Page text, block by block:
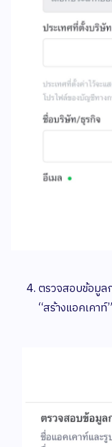
ตรวจสอบข้อมู
“สร้างแอคเคาท์”